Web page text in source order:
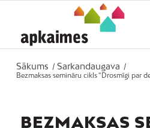
Sākums / Sarkandaugava
/
Bezmaksas semināru cikls “Drosmīgi par
BEZMAKSAS